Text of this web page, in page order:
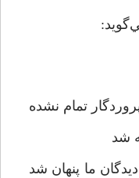
تمام نشده
شد
ما پنهان شد